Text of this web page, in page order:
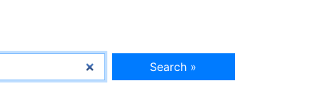
Search »